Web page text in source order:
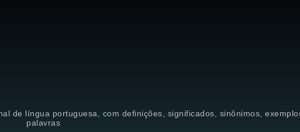
de língua portuguesa, com definições, significados, sinônimos,
palavras